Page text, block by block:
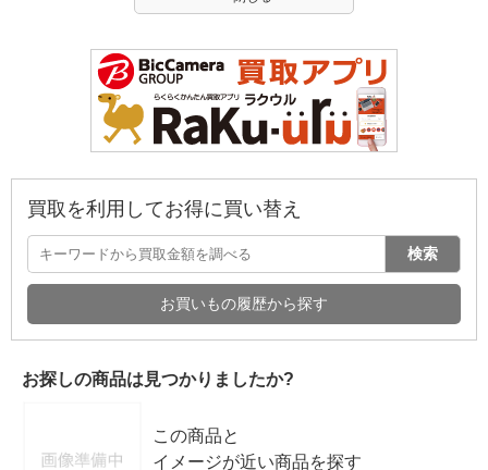
買取を利用してお得に買い替え
検索
お買いもの履歴から探す
お探しの商品は見つかりましたか?
この商品と
イメージが近い商品を探す